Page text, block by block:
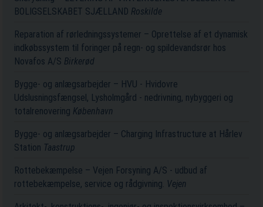
BOLIGSELSKABET SJÆLLAND Roskilde
Reparation af rørledningssystemer – Oprettelse af et dynamisk
indkøbssystem til foringer på regn- og spildevandsrør hos
Novafos A/S Birkerød
Bygge- og anlægsarbejder – HVU - Hvidovre
Udslusningsfængsel, Lysholmgård - nedrivning, nybyggeri og
totalrenovering København
Bygge- og anlægsarbejder – Charging Infrastructure at Hårlev
Station Taastrup
Rottebekæmpelse – Vejen Forsyning A/S - udbud af
rottebekæmpelse, service og rådgivning. Vejen